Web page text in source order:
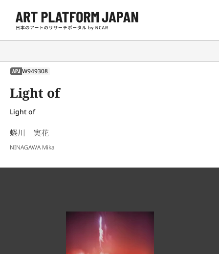
APJ W949308
Light of
Light of
蜷川 実花
NINAGAWA Mika